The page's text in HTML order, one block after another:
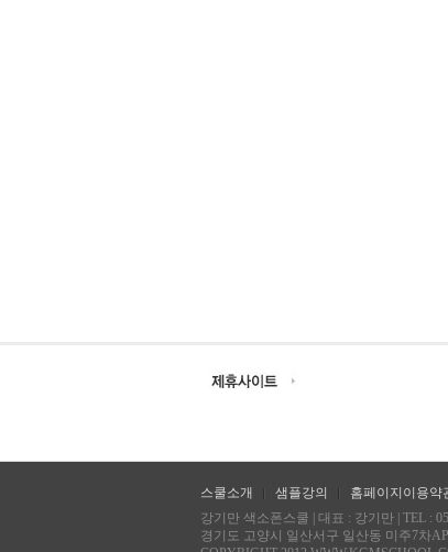
스쿨소개 샘플강의 홈페이지이용약
강기만 색소폰스쿨 | 대표 : 강기만 | TEL :
경기도 고양시 일산서구 일산동 미주7차